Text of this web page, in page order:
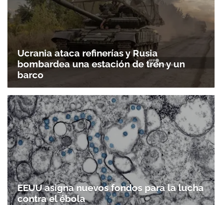
Ucrania ataca refinerías y Rusia
bombardea una estación de tren y un
barco
EEUU asigna nuevos fondos para la lucha
contra el ébola